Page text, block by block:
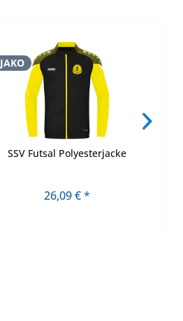
JAKO
SSV Futsal Polyesterjacke
26,09 € *